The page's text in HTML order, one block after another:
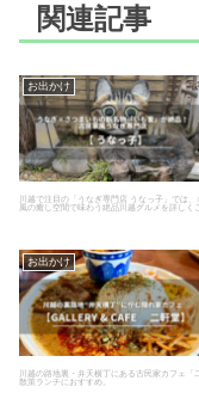
関連記事
お出かけ
川越で注目の「うなぎ専門店 うなっ子」では
風の癒し空間で味わう絶品川越グルメを詳しく
お出かけ
川越の路地裏・弁天横丁にある古民家カフェ
散策ランチにおすすめ。